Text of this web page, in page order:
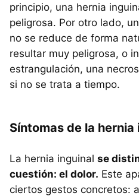
principio, una hernia
peligrosa. Por otro lado,
no se reduce de forma
resultar muy peligrosa, o
estrangulación, una
si no se trata a tiempo.
Síntomas de la hernia
La hernia inguinal se
cuestión: el dolor. Este
ciertos gestos concretos: